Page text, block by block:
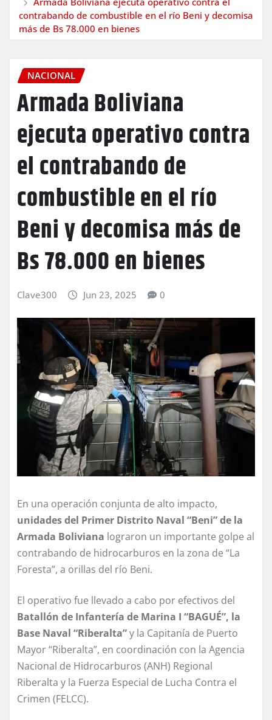
contrabando de combustible en el río Beni y decomisa
más de Bs 78.000 en bienes
NACIONAL
Armada Boliviana
ejecuta operativo contra
el contrabando de
combustible en el río
Beni y decomisa más de
Bs 78.000 en bienes
Clave300 Jun 23, 2025 0
En una operación conjunta de alto impacto,
unidades del Primer Distrito Naval “Beni” de la
Armada Boliviana lograron un importante golpe al
contrabando de hidrocarburos en la zona de “La
Foresta”, a orillas del río Beni.
El operativo fue llevado a cabo por efectivos del
Batallón de Infantería de Marina I “BAGUÉ”, la
Base Naval “Riberalta”y la Capitanía de Puerto
Mayor “Riberalta”, en coordinación con la Agencia
Nacional de Hidrocarburos (ANH) Regional
Riberalta y la Fuerza Especial de Lucha Contra el
Crimen (FELCC).